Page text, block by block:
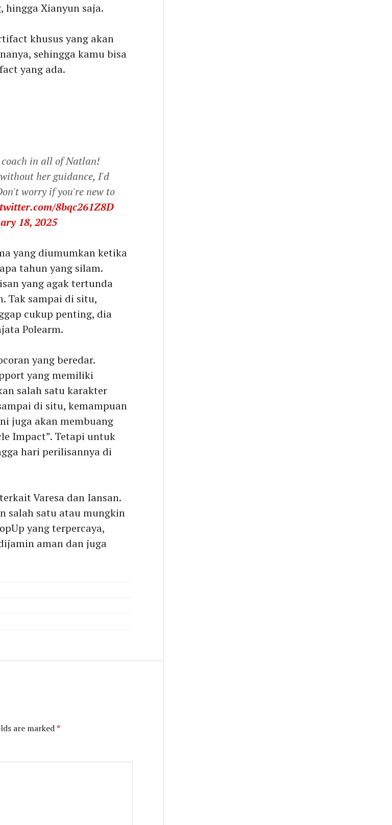
hingga Xianyun saja.
khusus yang akan
sehingga kamu bisa
yang ada.
coach in all of Natlan!
her guidance, I'd
worry if you're new to
8bqc261Z8D
18, 2025
yang diumumkan ketika
tahun yang silam.
yang agak tertunda
Tak sampai di situ,
cukup penting, dia
Polearm.
yang beredar.
yang memiliki
salah satu karakter
di situ, kemampuan
juga akan membuang
Impact”. Tetapi untuk
hari perilisannya di
Varesa dan Iansan.
salah satu atau mungkin
yang terpercaya,
aman dan juga
are marked*